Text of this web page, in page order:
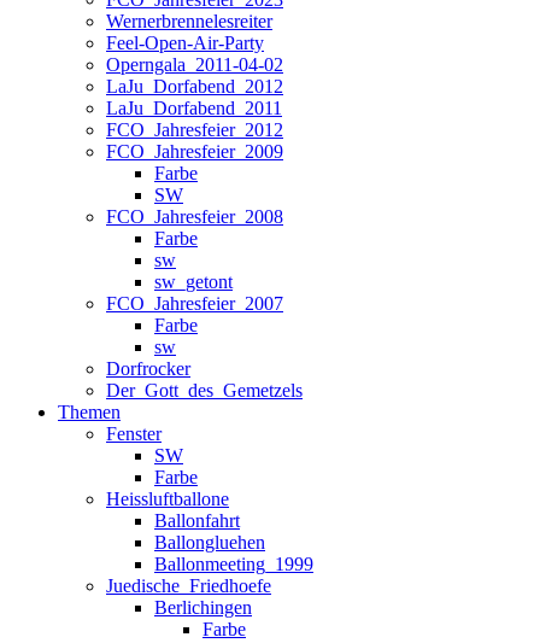
Wernerbrennelesreiter
Feel-Open-Air-Party
Operngala_2011-04-02
LaJu_Dorfabend_2012
LaJu_Dorfabend_2011
FCO_Jahresfeier_2012
FCO_Jahresfeier_2009
Farbe
SW
FCO_Jahresfeier_2008
Farbe
sw
sw_getont
FCO_Jahresfeier_2007
Farbe
sw
Dorfrocker
Der_Gott_des_Gemetzels
Themen
Fenster
SW
Farbe
Heissluftballone
Ballonfahrt
Ballongluehen
Ballonmeeting_1999
Juedische_Friedhoefe
Berlichingen
Farbe